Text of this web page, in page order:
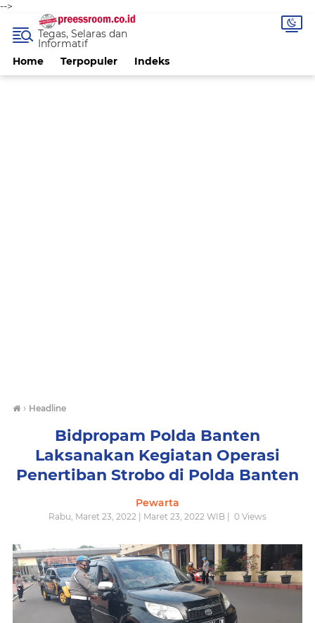
-->
Home Terpopuler Indeks
Tegas, Selaras dan
Informatif
› Headline
Bidpropam Polda Banten
Laksanakan Kegiatan Operasi
Penertiban Strobo di Polda Banten
Pewarta
Rabu, Maret 23, 2022 | Maret 23, 2022 WIB | 0 Views